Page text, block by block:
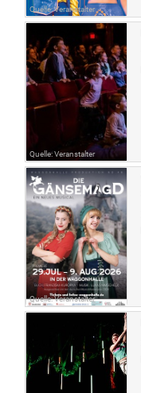
Quelle: Veranstalter
Quelle: Veranstalter
Quelle: Veranstalter